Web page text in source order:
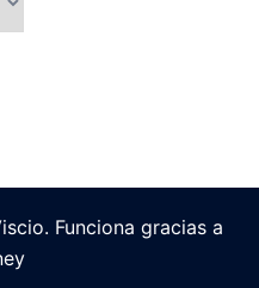
Funciona gracias a